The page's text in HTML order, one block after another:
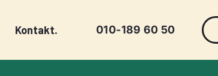
Kontakt. 010-189 60 50